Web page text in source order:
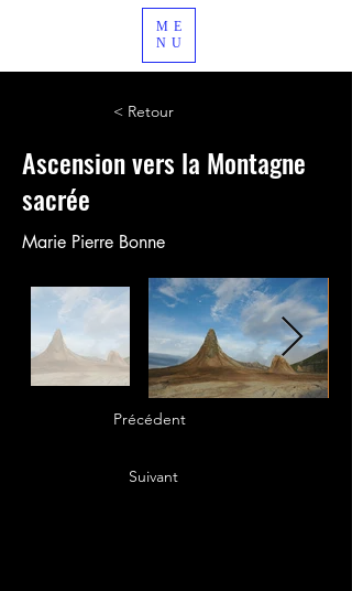
ME
NU
< Retour
Ascension vers la Montagne
sacrée
Marie Pierre Bonne
Précédent
Suivant